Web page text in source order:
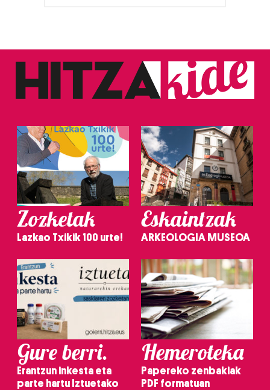
Zozketak
Lazkao Txikik 100 urte!
Eskaintzak
ARKEOLOGIA MUSEOA
Gure berri.
Erantzun inkesta eta
parte hartu Iztuetako
Hemeroteka
Papereko zenbakiak
PDF formatuan